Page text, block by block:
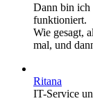
Dann bin ich
funktioniert.
Wie gesagt,
mal, und
Ritana
IT-Service